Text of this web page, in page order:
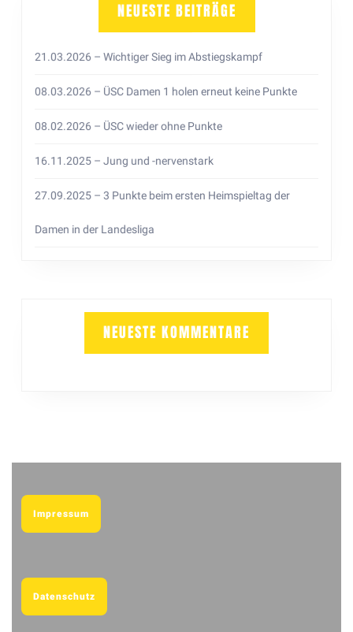
NEUESTE BEITRÄGE
21.03.2026 – Wichtiger Sieg im Abstiegskampf
08.03.2026 – ÜSC Damen 1 holen erneut keine Punkte
08.02.2026 – ÜSC wieder ohne Punkte
16.11.2025 – Jung und -nervenstark
27.09.2025 – 3 Punkte beim ersten Heimspieltag der
Damen in der Landesliga
NEUESTE KOMMENTARE
Impressum
Datenschutz